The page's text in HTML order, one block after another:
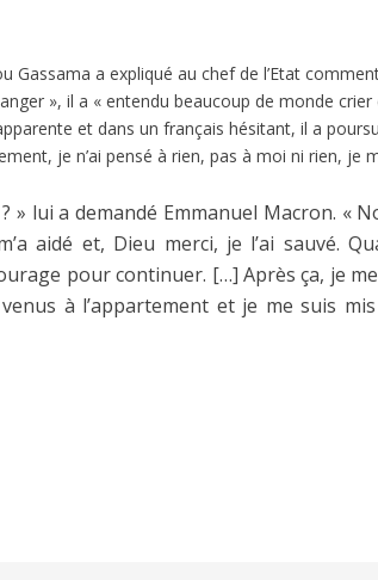
Gassama a expliqué au chef de l’Etat
», il a « entendu beaucoup de monde
et dans un français hésitant, il a
je n’ai pensé à rien, pas à moi ni rien, je
» lui a demandé Emmanuel Macron. «
aidé et, Dieu merci, je l’ai sauvé.
pour continuer. […] Après ça, je
à l’appartement et je me suis